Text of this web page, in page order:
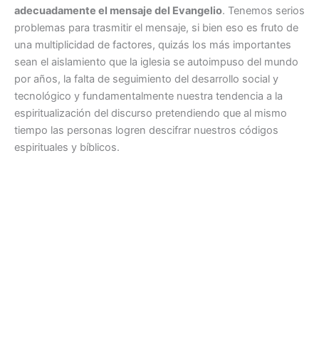
adecuadamente el mensaje del Evangelio. Tenemos serios
problemas para trasmitir el mensaje, si bien eso es fruto de
una multiplicidad de factores, quizás los más importantes
sean el aislamiento que la iglesia se autoimpuso del mundo
por años, la falta de seguimiento del desarrollo social y
tecnológico y fundamentalmente nuestra tendencia a la
espiritualización del discurso pretendiendo que al mismo
tiempo las personas logren descifrar nuestros códigos
espirituales y bíblicos.